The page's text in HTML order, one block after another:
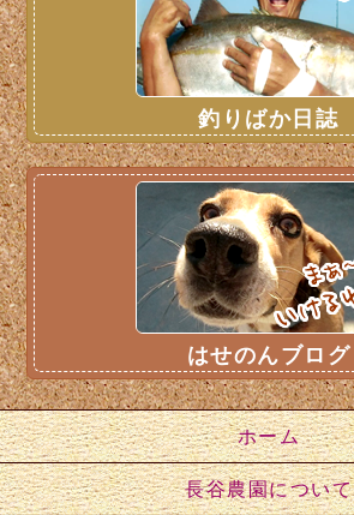
釣りばか日誌
はせのんブログ
ホーム
長谷農園について